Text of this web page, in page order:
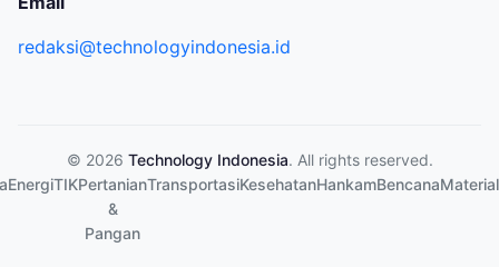
redaksi@technologyindonesia.id
© 2026 Technology Indonesia. All rights reserved.
EnergiTIKPertanian
&
Pangan
TransportasiKesehatanHankamBencanaMaterial